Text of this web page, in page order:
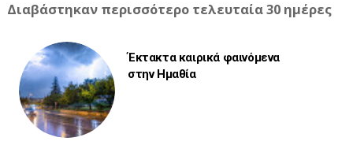
Διαβάστηκαν περισσότερο τελευταία 30 ημέρες
Έκτακτα καιρικά φαινόμενα
στην Ημαθία